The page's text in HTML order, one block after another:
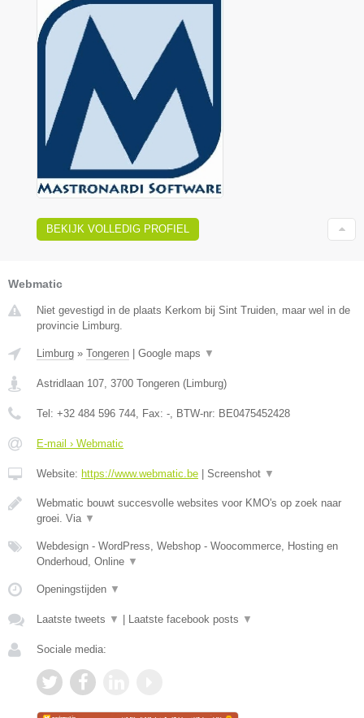
BEKIJK VOLLEDIG PROFIEL
Webmatic
Niet gevestigd in de plaats Kerkom bij Sint Truiden, maar wel in de
provincie Limburg.
Limburg » Tongeren Google maps ▼
Astridlaan 107, 3700 Tongeren (Limburg)
Tel: +32 484 596 744, Fax: -, BTW-nr: BE0475452428
E-mail › Webmatic
Website: https://www.webmatic.be Screenshot ▼
Webmatic bouwt succesvolle websites voor KMO's op zoek naar
groei. Via ▼
Webdesign - WordPress, Webshop - Woocommerce, Hosting en
Onderhoud, Online ▼
Openingstijden ▼
Laatste tweets ▼ Laatste facebook posts ▼
Sociale media: